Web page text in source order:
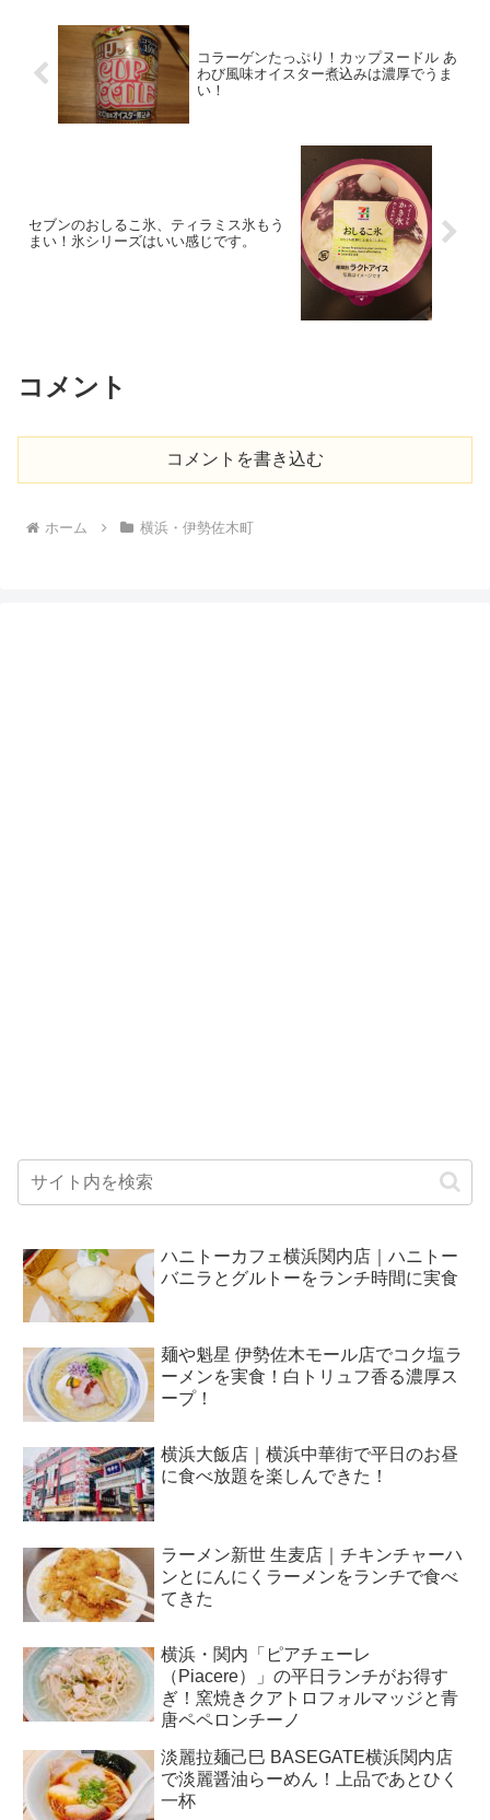
コラーゲンたっぷり！カップヌードル あ
わび風味オイスター煮込みは濃厚でうま
い！
セブンのおしるこ氷、ティラミス氷もう
まい！氷シリーズはいい感じです。
コメント
コメントを書き込む
ホーム 横浜・伊勢佐木町
ハニトーカフェ横浜関内店｜ハニトー
バニラとグルトーをランチ時間に実食
麺や魁星 伊勢佐木モール店でコク塩ラ
ーメンを実食！白トリュフ香る濃厚ス
ープ！
横浜大飯店｜横浜中華街で平日のお昼
に食べ放題を楽しんできた！
ラーメン新世 生麦店｜チキンチャーハ
ンとにんにくラーメンをランチで食べ
てきた
横浜・関内「ピアチェーレ
（Piacere）」の平日ランチがお得す
ぎ！窯焼きクアトロフォルマッジと青
唐ペペロンチーノ
淡麗拉麺己巳 BASEGATE横浜関内店
で淡麗醤油らーめん！上品であとひく
一杯